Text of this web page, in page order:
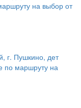
на выбор от
по маршруту на